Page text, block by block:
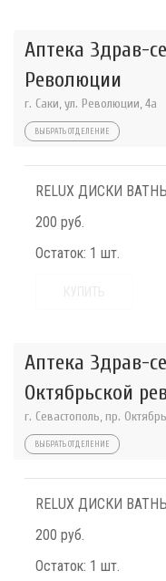
Аптека Здрав-
Революции
г. Саки, ул. Революции, 4а
ВЫБРАТЬ ОТДЕЛЕНИЕ
RELUX ДИСКИ
200 руб.
Остаток: 1 шт.
Аптека Здрав-
Октябрьской
г. Севастополь, пр.
ВЫБРАТЬ ОТДЕЛЕНИЕ
RELUX ДИСКИ
200 руб.
Остаток: 1 шт.